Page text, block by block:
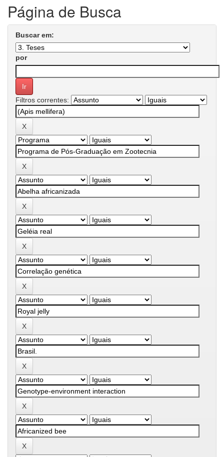
Página de Busca
Buscar em:
por
Filtros correntes: